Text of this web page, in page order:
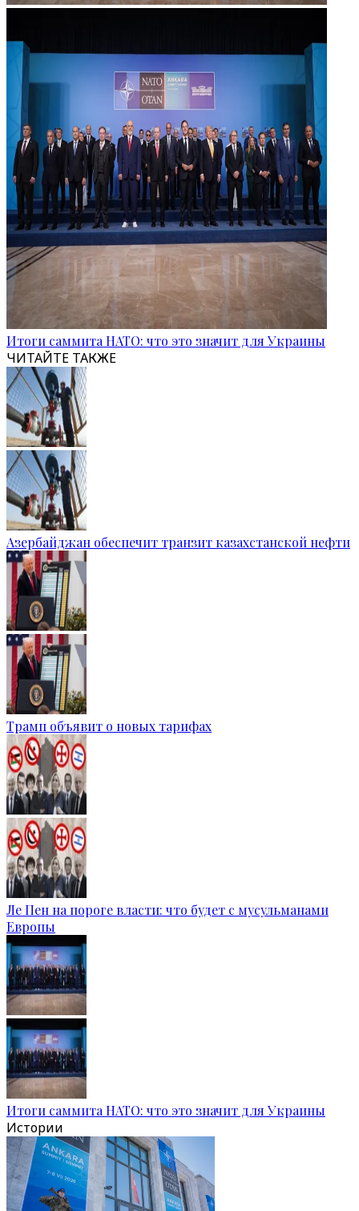
Итоги саммита НАТО: что это значит для Украины
ЧИТАЙТЕ ТАКЖЕ
Азербайджан обеспечит транзит казахстанской нефти
Трамп объявит о новых тарифах
Ле Пен на пороге власти: что будет с мусульманами
Европы
Итоги саммита НАТО: что это значит для Украины
Истории